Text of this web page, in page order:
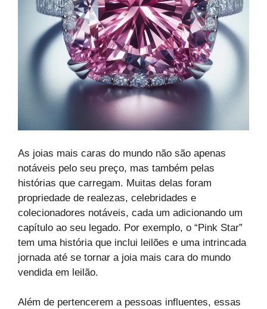
As joias mais caras do mundo não são apenas
notáveis pelo seu preço, mas também pelas
histórias que carregam. Muitas delas foram
propriedade de realezas, celebridades e
colecionadores notáveis, cada um adicionando um
capítulo ao seu legado. Por exemplo, o “Pink Star”
tem uma história que inclui leilões e uma intrincada
jornada até se tornar a joia mais cara do mundo
vendida em leilão.
Além de pertencerem a pessoas influentes, essas